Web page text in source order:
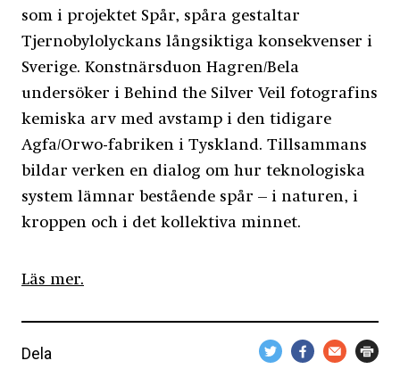
som i projektet Spår, spåra gestaltar
Tjernobylolyckans långsiktiga konsekvenser i
Sverige. Konstnärsduon Hagren/Bela
undersöker i Behind the Silver Veil fotografins
kemiska arv med avstamp i den tidigare
Agfa/Orwo-fabriken i Tyskland. Tillsammans
bildar verken en dialog om hur teknologiska
system lämnar bestående spår – i naturen, i
kroppen och i det kollektiva minnet.
Läs mer.
Dela